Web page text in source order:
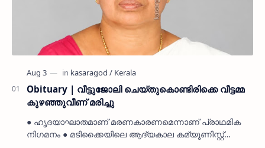
Obituary | വീട്ടുജോലി ചെയ്തുകൊണ്ടിരിക്കെ വീട്ടമ്മ
കുഴഞ്ഞുവീണ് മരിച്ചു
● ഹൃദയാഘാതമാണ് മരണകാരണമെന്നാണ് പ്രാഥമിക
നിഗമനം ● മടിക്കൈയിലെ ആദ്യകാല കമ്യൂണിസ്റ്റ്